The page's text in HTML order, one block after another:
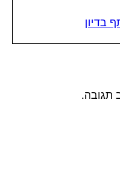
בדיון
תגובה.